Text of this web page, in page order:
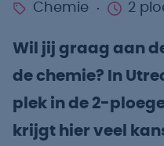
Chemie 2
Wil jij graag aan
de chemie? In
plek in de 2-
krijgt hier veel